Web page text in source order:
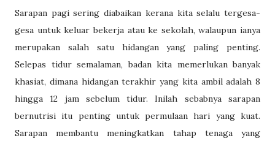
Sarapan pagi sering diabaikan kerana kita selalu tergesa-
gesa untuk keluar bekerja atau ke sekolah, walaupun ianya
merupakan salah satu hidangan yang paling penting.
Selepas tidur semalaman, badan kita memerlukan banyak
khasiat, dimana hidangan terakhir yang kita ambil adalah 8
hingga 12 jam sebelum tidur. Inilah sebabnya sarapan
bernutrisi itu penting untuk permulaan hari yang kuat.
Sarapan membantu meningkatkan tahap tenaga yang